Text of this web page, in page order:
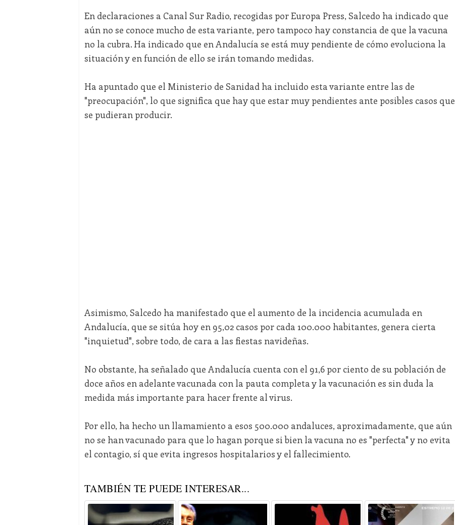
En declaraciones a Canal Sur Radio, recogidas por Europa Press, Salcedo ha indicado que
aún no se conoce mucho de esta variante, pero tampoco hay constancia de que la vacuna
no la cubra. Ha indicado que en Andalucía se está muy pendiente de cómo evoluciona la
situación y en función de ello se irán tomando medidas.
Ha apuntado que el Ministerio de Sanidad ha incluido esta variante entre las de
"preocupación", lo que significa que hay que estar muy pendientes ante posibles casos que
se pudieran producir.
Asimismo, Salcedo ha manifestado que el aumento de la incidencia acumulada en
Andalucía, que se sitúa hoy en 95,02 casos por cada 100.000 habitantes, genera cierta
"inquietud", sobre todo, de cara a las fiestas navideñas.
No obstante, ha señalado que Andalucía cuenta con el 91,6 por ciento de su población de
doce años en adelante vacunada con la pauta completa y la vacunación es sin duda la
medida más importante para hacer frente al virus.
Por ello, ha hecho un llamamiento a esos 500.000 andaluces, aproximadamente, que aún
no se han vacunado para que lo hagan porque si bien la vacuna no es "perfecta" y no evita
el contagio, sí que evita ingresos hospitalarios y el fallecimiento.
TAMBIÉN TE PUEDE INTERESAR...